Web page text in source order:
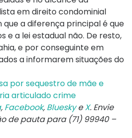
em direito condominial
que a diferença principal é que
e a lei estadual não. De resto,
e por conseguinte em
a informarem situações do
por sequestro de mãe e
articulado crime
, Facebook, BlueskyeX. Envie
de pauta para (71) 99940 –